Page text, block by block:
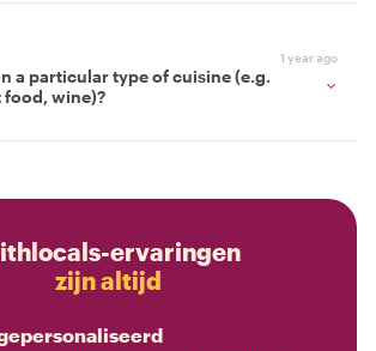
1 year ago
a particular type of cuisine (e.g.
food, wine)?
ervaringen
zijn altijd